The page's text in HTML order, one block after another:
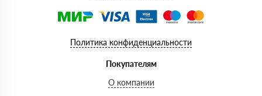
Политика конфиденциальности
Покупателям
О компании